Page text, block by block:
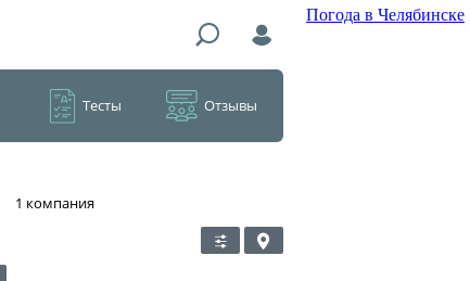
Погода в Челябинске
Тесты Отзывы
​1 компания